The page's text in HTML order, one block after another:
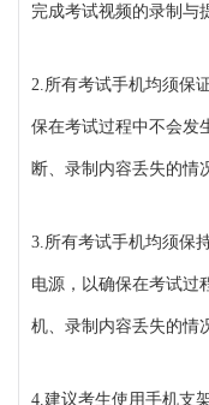
完成考试视频的录制与
2.所有考试手机均须保
保在考试过程中不会发
断、录制内容丢失的情
3.所有考试手机均须保
电源，以确保在考试过
机、录制内容丢失的情
4.建议考生使用手机支